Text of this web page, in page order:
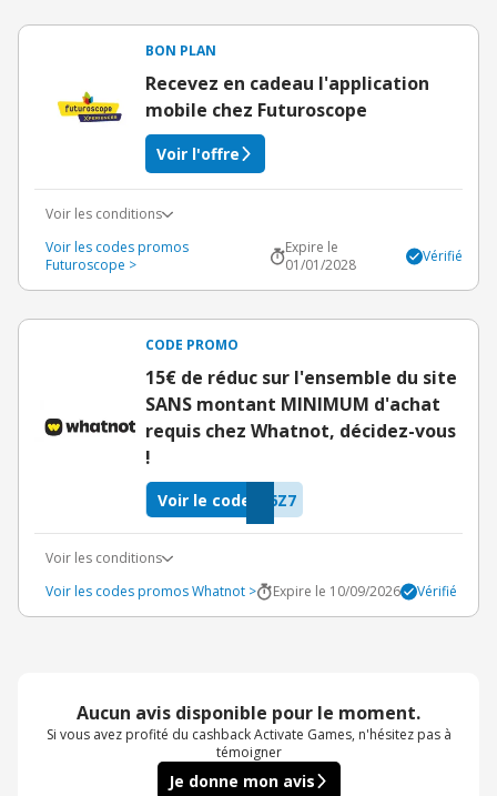
BON PLAN
Recevez en cadeau l'application
mobile chez Futuroscope
Voir l'offre
Voir les conditions
Voir les codes promos
Futuroscope >
Expire le
01/01/2028
Vérifié
CODE PROMO
15€ de réduc sur l'ensemble du site
SANS montant MINIMUM d'achat
requis chez Whatnot, décidez-vous
!
6Z7
Voir le code
Voir les conditions
Voir les codes promos Whatnot >
Expire le 10/09/2026 Vérifié
Aucun avis disponible pour le moment.
Si vous avez profité du cashback Activate Games, n'hésitez pas à
témoigner
Je donne mon avis